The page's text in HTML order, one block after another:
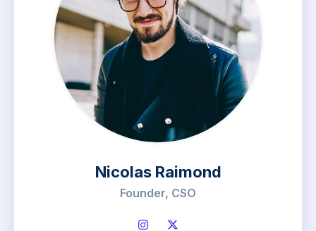
Nicolas Raimond
Founder, CSO